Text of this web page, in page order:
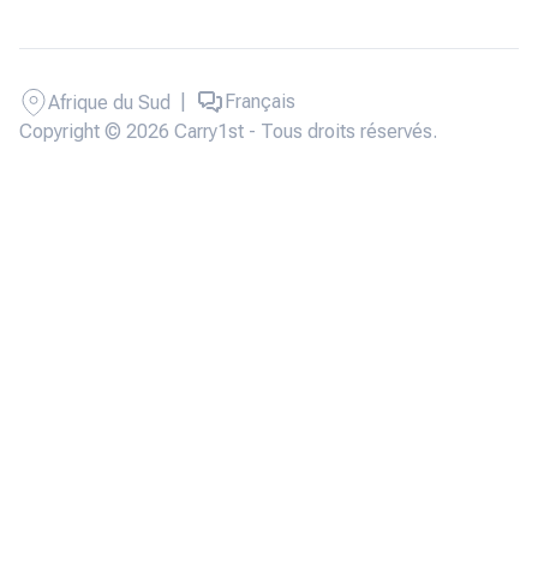
Copyright © 2026 Carry1st - Tous droits réservés.
Afrique du Sud Français